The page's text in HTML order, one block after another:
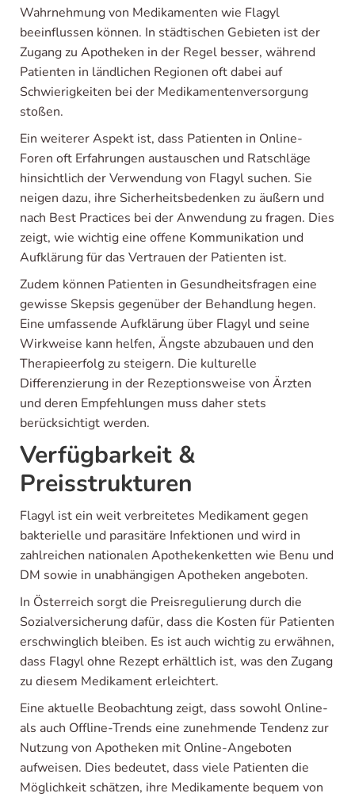
Wahrnehmung von Medikamenten wie Flagyl
beeinflussen können. In städtischen Gebieten ist der
Zugang zu Apotheken in der Regel besser, während
Patienten in ländlichen Regionen oft dabei auf
Schwierigkeiten bei der Medikamentenversorgung
stoßen.
Ein weiterer Aspekt ist, dass Patienten in Online-
Foren oft Erfahrungen austauschen und Ratschläge
hinsichtlich der Verwendung von Flagyl suchen. Sie
neigen dazu, ihre Sicherheitsbedenken zu äußern und
nach Best Practices bei der Anwendung zu fragen. Dies
zeigt, wie wichtig eine offene Kommunikation und
Aufklärung für das Vertrauen der Patienten ist.
Zudem können Patienten in Gesundheitsfragen eine
gewisse Skepsis gegenüber der Behandlung hegen.
Eine umfassende Aufklärung über Flagyl und seine
Wirkweise kann helfen, Ängste abzubauen und den
Therapieerfolg zu steigern. Die kulturelle
Differenzierung in der Rezeptionsweise von Ärzten
und deren Empfehlungen muss daher stets
berücksichtigt werden.
Verfügbarkeit &
Preisstrukturen
Flagyl ist ein weit verbreitetes Medikament gegen
bakterielle und parasitäre Infektionen und wird in
zahlreichen nationalen Apothekenketten wie Benu und
DM sowie in unabhängigen Apotheken angeboten.
In Österreich sorgt die Preisregulierung durch die
Sozialversicherung dafür, dass die Kosten für Patienten
erschwinglich bleiben. Es ist auch wichtig zu erwähnen,
dass Flagyl ohne Rezept erhältlich ist, was den Zugang
zu diesem Medikament erleichtert.
Eine aktuelle Beobachtung zeigt, dass sowohl Online-
als auch Offline-Trends eine zunehmende Tendenz zur
Nutzung von Apotheken mit Online-Angeboten
aufweisen. Dies bedeutet, dass viele Patienten die
Möglichkeit schätzen, ihre Medikamente bequem von